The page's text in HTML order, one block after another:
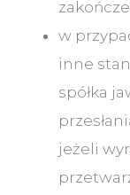
w
inne
spółka
jeżeli